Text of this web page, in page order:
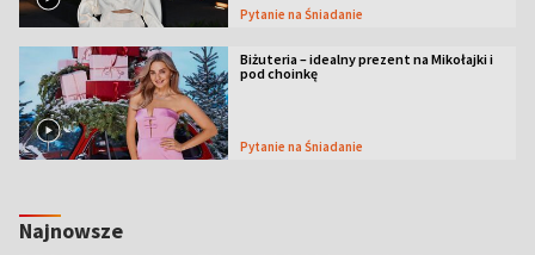
Pytanie na Śniadanie
Biżuteria – idealny prezent na Mikołajki i
pod choinkę
Pytanie na Śniadanie
Najnowsze